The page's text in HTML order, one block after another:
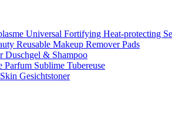
Universal Fortifying Heat-protecting
Reusable Makeup Remover Pads
Duschgel & Shampoo
Sublime Tubereuse
Gesichtstoner